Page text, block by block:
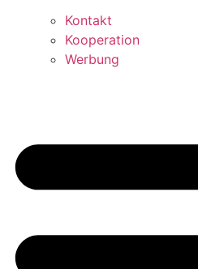
Kontakt
Kooperation
Werbung